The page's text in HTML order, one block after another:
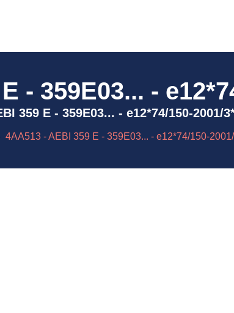
- 359E03... -
359 E - 359E03... - e12*74/150-2001/
4AA513 - AEBI 359 E - 359E03... - e12*74/150-